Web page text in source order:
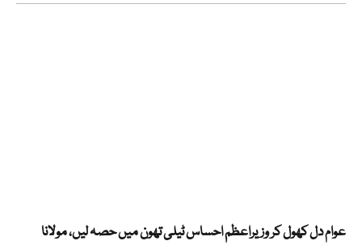
عوام دل کھول کر وزیراعظم احساس ٹیلی تھون میں حصہ لیں، مولانا